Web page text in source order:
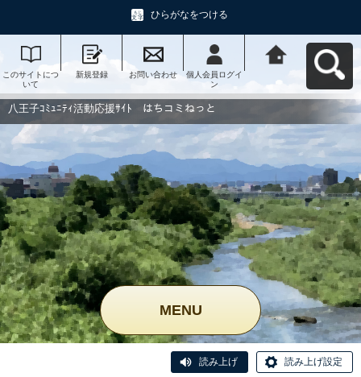
ひらがなをつける
このサイトにつ
いて
新規登録 お問い合わせ
個人会員ログイ
ン
動応援ｻｲﾄ はち
コミねっとへ戻
八王子ｺﾐｭﾆﾃｨ活動応援ｻｲﾄ はちコミねっと
MENU
読み上げ 読み上げ設定